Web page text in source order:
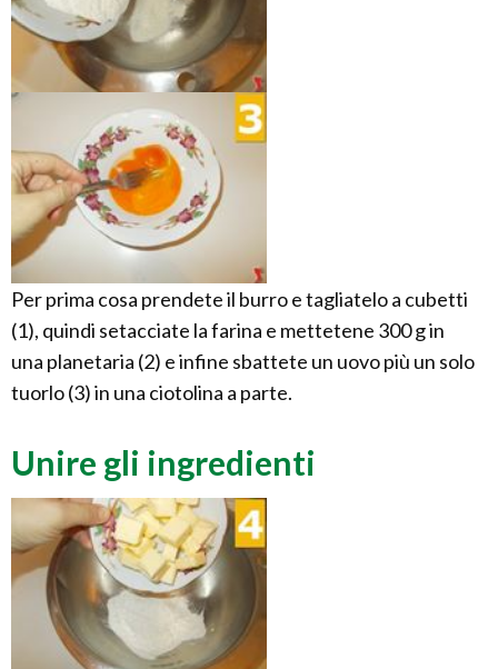
Per prima cosa prendete il burro e tagliatelo a cubetti
(1), quindi setacciate la farina e mettetene 300 g in
una planetaria (2) e infine sbattete un uovo più un solo
tuorlo (3) in una ciotolina a parte.
Unire gli ingredienti